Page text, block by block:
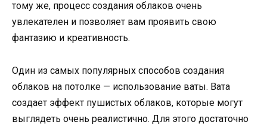
тому же, процесс создания облаков очень
увлекателен и позволяет вам проявить свою
фантазию и креативность.
Один из самых популярных способов создания
облаков на потолке — использование ваты. Вата
создает эффект пушистых облаков, которые могут
выглядеть очень реалистично. Для этого достаточно